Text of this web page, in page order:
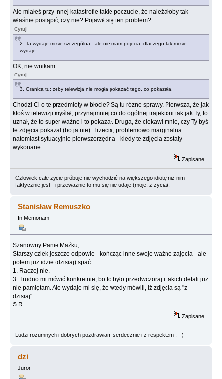
Ale miałeś przy innej katastrofie takie poczucie, że należałoby tak
właśnie postąpić, czy nie? Pojawił się ten problem?
Cytuj
2. Ta wydaje mi się szczególna - ale nie mam pojęcia, dlaczego tak mi się
wydaje.
OK, nie wnikam.
Cytuj
3. Granica tu: żeby telewizja nie mogła pokazać tego, co pokazała.
Chodzi Ci o te przedmioty w błocie? Są tu rózne sprawy. Pierwsza, że jak
ktoś w telewizji myślał, przynajmniej co do ogólnej trajektorii tak jak Ty, to
uznał, że to super ważne i to pokazał. Druga, że ciekawi mnie, czy Ty byś
te zdjęcia pokazał (bo ja nie). Trzecia, problemowo marginalna
natomiast sytuacyjnie pierwszorzędna - kiedy te zdjęcia zostały
wykonane.
Zapisane
Człowiek całe życie próbuje nie wychodzić na większego idiotę niż nim
faktycznie jest - i przeważnie to mu się nie udaje (moje, z życia).
Stanisław Remuszko
In Memoriam
Szanowny Panie Maźku,
Starszy czlek jeszcze odpowie - kończąc inne swoje ważne zajęcia - ale
potem już idzie (dzisiaj) spać.
1. Raczej nie.
3. Trudno mi mówić konkretnie, bo to było przedwczoraj i takich detali już
nie pamiętam. Ale wydaje mi się, że wtedy mówili, iż zdjęcia są "z
dzisiaj".
S.R.
Zapisane
Ludzi rozumnych i dobrych pozdrawiam serdecznie i z respektem : - )
dzi
Juror